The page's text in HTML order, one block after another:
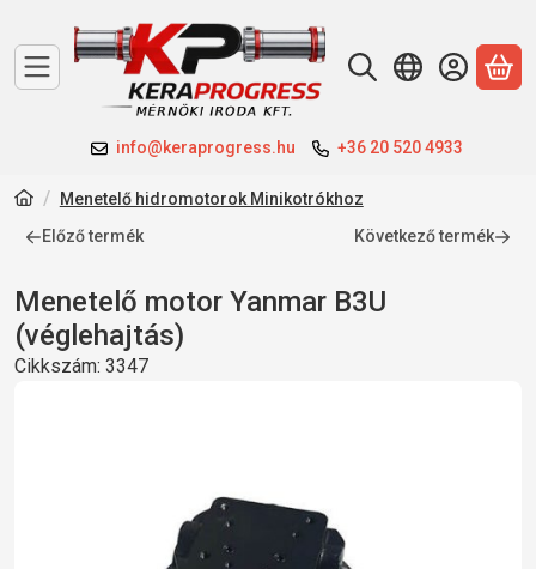
info@keraprogress.hu +36 20 520 4933
A
Menetelő hidromotorok Minikotrókhoz
Előző termék
Következő termék
Menetelő motor Yanmar B3U
(véglehajtás)
Cikkszám: 3347